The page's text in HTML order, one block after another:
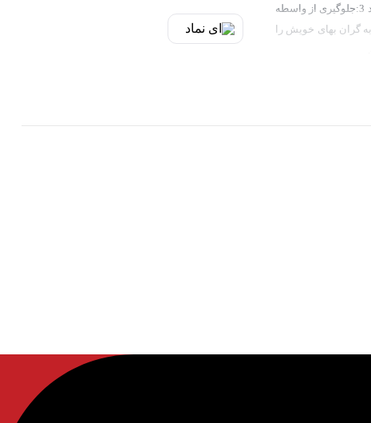
به شرح زیر است 1:یکپارچه سازی قیمت ها و اطلاع هم میهنان عزیز از قیمت قطعات در لحظه خرید 2:جلوگیری از توزیع قطعات بی کیفیت و تقلبی و غیر استاندارد 3:جلوگیری از واسطه
گران بهای خویش را